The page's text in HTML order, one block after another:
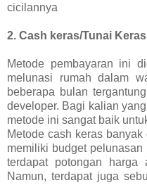
cicilannya
2. Cash keras/Tunai Keras
Metode pembayaran ini
melunasi rumah dalam
beberapa bulan
developer. Bagi kalian
metode ini sangat baik
Metode cash keras
memiliki budget
terdapat potongan harga
Namun, terdapat juga